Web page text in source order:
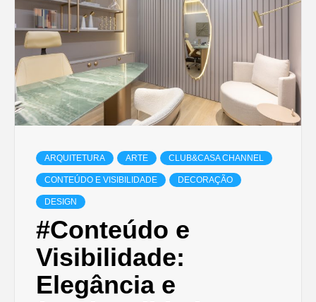
ARQUITETURA ARTE CLUB&CASA CHANNEL
CONTEÚDO E VISIBILIDADE DECORAÇÃO
DESIGN
#Conteúdo e
Visibilidade:
Elegância e